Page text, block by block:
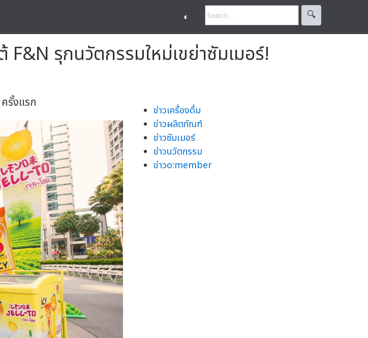
◐ 🔍︎
รุกนวัตกรรมใหม่เขย่าซัมเมอร์!
รั้งแรก
ข่าวเครื่องดื่ม
ข่าวผลิตภัณฑ์
ข่าวซัมเมอร์
ข่าวนวัตกรรม
ข่าวo:member